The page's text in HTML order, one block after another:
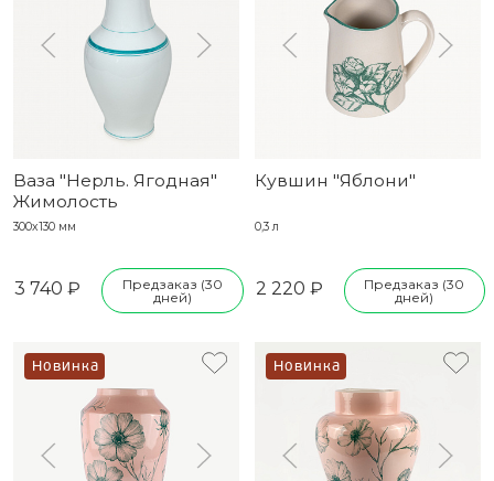
Ваза "Нерль. Ягодная"
Жимолость
300х130 мм
3 740 ₽
Предзаказ (30
дней)
Кувшин "Яблони"
0,3 л
2 220 ₽
Предзаказ (30
дней)
Новинка Новинка